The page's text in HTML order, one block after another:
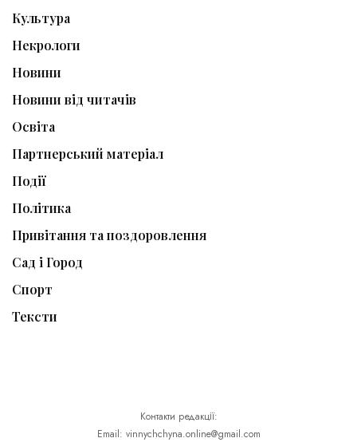
Культура
Некрологи
Новини
Новини від читачів
Освіта
Партнерський матеріал
Події
Політика
Привітання та поздоровлення
Сад і Город
Спорт
Тексти
Контакти редакції:
Email: vinnychchyna.online@gmail.com